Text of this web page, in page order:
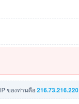
IP ของท่านคือ216.73.216.220